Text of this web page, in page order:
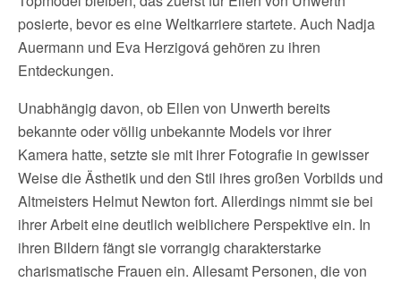
posierte, bevor es eine Weltkarriere startete. Auch Nadja
Auermann und Eva Herzigová gehören zu ihren
Entdeckungen.
Unabhängig davon, ob Ellen von Unwerth bereits
bekannte oder völlig unbekannte Models vor ihrer
Kamera hatte, setzte sie mit ihrer Fotografie in gewisser
Weise die Ästhetik und den Stil ihres großen Vorbilds und
Altmeisters Helmut Newton fort. Allerdings nimmt sie bei
ihrer Arbeit eine deutlich weiblichere Perspektive ein. In
ihren Bildern fängt sie vorrangig charakterstarke
charismatische Frauen ein. Allesamt Personen, die von